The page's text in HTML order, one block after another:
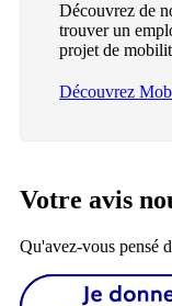
Découvrez de
trouver un
projet de
Découvrez
Votre avis
Qu'avez-vous pensé